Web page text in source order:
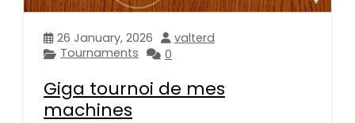
26 January, 2026
valterd
Tournaments
0
Giga tournoi de mes
machines